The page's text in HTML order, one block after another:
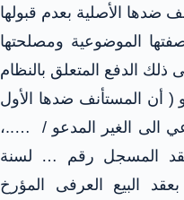
الأصلية بعدم قبولها
الموضوعية ومصلحتها
ذلك الدفع المتعلق بالنظام
( أن المستأنف ضدها الأول
الى الغير المدعو / …..،
المسجل رقم … لسنة
بعقد البيع العرفى المؤرخ